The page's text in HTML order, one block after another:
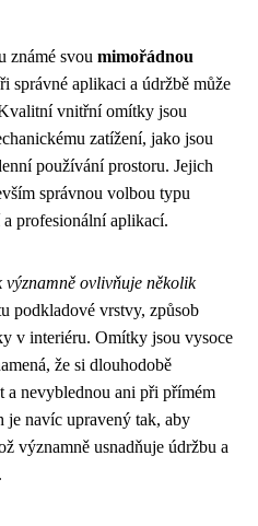
známé svou mimořádnou
správné aplikaci a údržbě může
vnitřní omítky jsou
zatížení, jako jsou
používání prostoru. Jejich
správnou volbou typu
profesionální aplikací.
ovlivňuje několik
podkladové vrstvy, způsob
v interiéru. Omítky jsou vysoce
že si dlouhodobě
a nevyblednou ani při přímém
je navíc upravený tak, aby
významně usnadňuje údržbu a